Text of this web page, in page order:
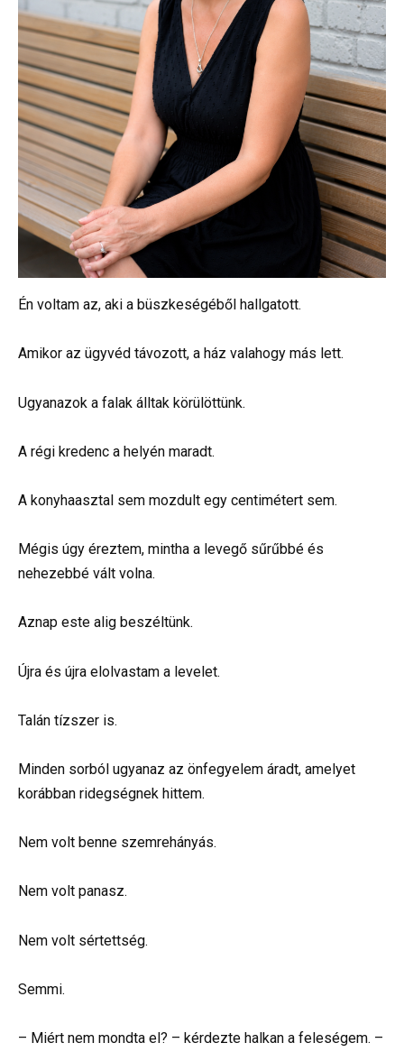
Én voltam az, aki a büszkeségéből hallgatott.
Amikor az ügyvéd távozott, a ház valahogy más lett.
Ugyanazok a falak álltak körülöttünk.
A régi kredenc a helyén maradt.
A konyhaasztal sem mozdult egy centimétert sem.
Mégis úgy éreztem, mintha a levegő sűrűbbé és
nehezebbé vált volna.
Aznap este alig beszéltünk.
Újra és újra elolvastam a levelet.
Talán tízszer is.
Minden sorból ugyanaz az önfegyelem áradt, amelyet
korábban ridegségnek hittem.
Nem volt benne szemrehányás.
Nem volt panasz.
Nem volt sértettség.
Semmi.
– Miért nem mondta el? – kérdezte halkan a feleségem. –